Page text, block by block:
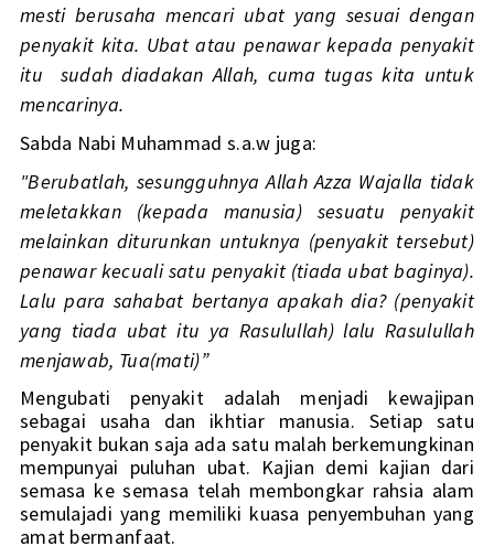
mesti berusaha mencari ubat yang sesuai dengan
penyakit kita. Ubat atau penawar kepada penyakit
itu  sudah diadakan Allah, cuma tugas kita untuk
mencarinya.
Sabda Nabi Muhammad s.a.w juga:
"Berubatlah, sesungguhnya Allah Azza Wajalla tidak
meletakkan (kepada manusia) sesuatu penyakit
melainkan diturunkan untuknya (penyakit tersebut)
penawar kecuali satu penyakit (tiada ubat baginya).
Lalu para sahabat bertanya apakah dia? (penyakit
yang tiada ubat itu ya Rasulullah) lalu Rasulullah
menjawab, Tua(mati)”
Mengubati penyakit adalah menjadi kewajipan
sebagai usaha dan ikhtiar manusia. Setiap satu
penyakit bukan saja ada satu malah berkemungkinan
mempunyai puluhan ubat. Kajian demi kajian dari
semasa ke semasa telah membongkar rahsia alam
semulajadi yang memiliki kuasa penyembuhan yang
amat bermanfaat.